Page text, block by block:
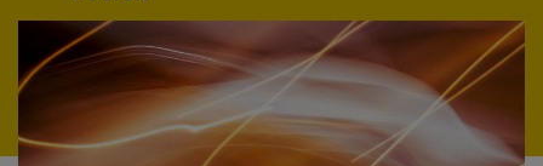
Medienportal
Bischof